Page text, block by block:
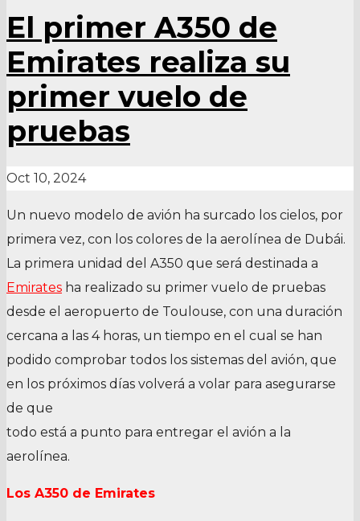
El primer A350 de
Emirates realiza su
primer vuelo de
pruebas
Oct 10, 2024
Un nuevo modelo de avión ha surcado los cielos, por
primera vez, con los colores de la aerolínea de Dubái.
La primera unidad del A350 que será destinada a
Emirates ha realizado su primer vuelo de pruebas
desde el aeropuerto de Toulouse, con una duración
cercana a las 4 horas, un tiempo en el cual se han
podido comprobar todos los sistemas del avión, que
en los próximos días volverá a volar para asegurarse
de que
todo está a punto para entregar el avión a la
aerolínea.
Los A350 de Emirates